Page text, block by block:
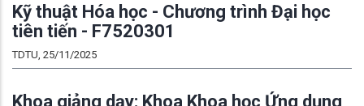
Kỹ thuật Hóa học - Chương trình Đại học
tiên tiến - F7520301
TDTU, 25/11/2025
Khoa giảng dạy: Khoa Khoa học Ứng dụng